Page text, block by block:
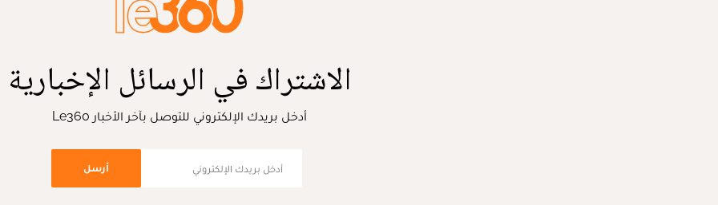
الاشتراك في الرسائل الإخبارية
أدخل بريدك الإلكتروني للتوصل بآخر الأخبار Le360
أرسل